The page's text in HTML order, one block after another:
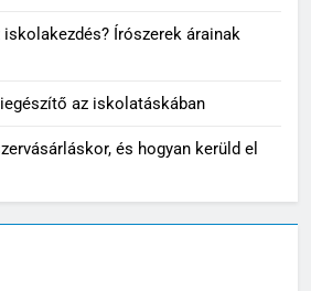
iskolakezdés? Írószerek árainak
az iskolatáskában
és hogyan kerüld el